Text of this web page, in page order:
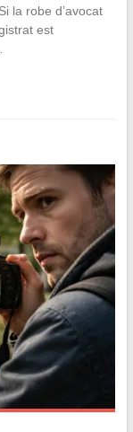
la robe d’avocat
est